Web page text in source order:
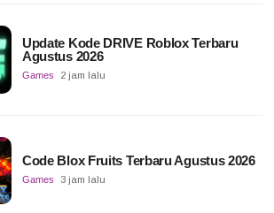
Update Kode DRIVE Roblox Terbaru
Agustus 2026
Games 2 jam lalu
Code Blox Fruits Terbaru Agustus 2026
Games 3 jam lalu